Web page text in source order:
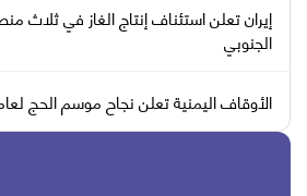
إيران تعلن استئناف إنتاج الغاز في ثلاث
الجنوبي
الأوقاف اليمنية تعلن نجاح موسم الحج لعام